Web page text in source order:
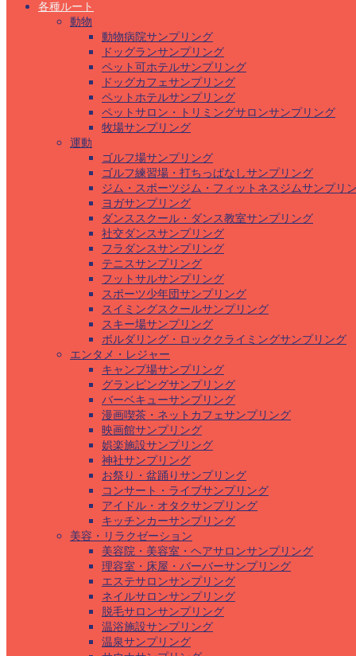
各種ルート
動物
動物病院サンプリング
ドッグランサンプリング
ペット可ホテルサンプリング
ドッグカフェサンプリング
ペットホテルサンプリング
ペットサロン・トリミングサロンサンプリング
牧場サンプリング
運動
ゴルフ場サンプリング
ゴルフ練習場・打ちっぱなしサンプリング
ジム・スポーツジム・フィットネスジムサンプリ
ヨガサンプリング
ダンススクール・ダンス教室サンプリング
社交ダンスサンプリング
フラダンスサンプリング
テニスサンプリング
フットサルサンプリング
スポーツ少年団サンプリング
スイミングスクールサンプリング
スキー場サンプリング
ボルダリング・ロッククライミングサンプリング
エンタメ・レジャー
キャンプ場サンプリング
グランピングサンプリング
バーベキューサンプリング
漫画喫茶・ネットカフェサンプリング
映画館サンプリング
娯楽施設サンプリング
神社サンプリング
お祭り・盆踊りサンプリング
コンサート・ライブサンプリング
アイドル・オタクサンプリング
キッチンカーサンプリング
美容・リラクゼーション
美容院・美容室・ヘアサロンサンプリング
理容室・床屋・バーバーサンプリング
エステサロンサンプリング
ネイルサロンサンプリング
脱毛サロンサンプリング
温浴施設サンプリング
温泉サンプリング